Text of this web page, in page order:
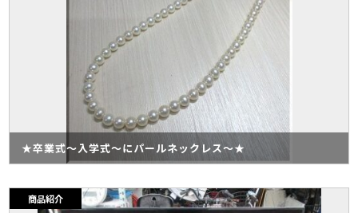
★卒業式～入学式～にパールネックレス～★
商品紹介